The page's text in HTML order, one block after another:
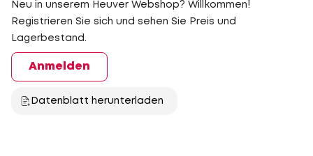
Neu in unserem Heuver Webshop? Willkommen!
Registrieren Sie sich und sehen Sie Preis und
Lagerbestand.
Anmelden
Datenblatt herunterladen